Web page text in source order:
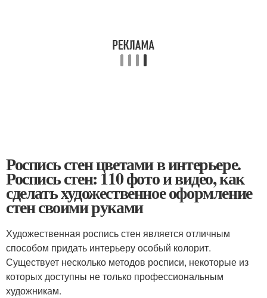
Роспись стен цветами в интерьере.
Роспись стен: 110 фото и видео, как
сделать художественное оформление
стен своими руками
Художественная роспись стен является отличным
способом придать интерьеру особый колорит.
Существует несколько методов росписи, некоторые из
которых доступны не только профессиональным
художникам.